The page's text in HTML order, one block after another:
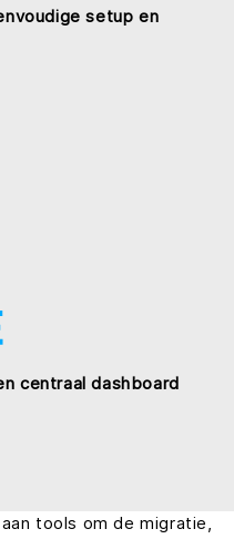
setup en
centraal dashboard
tools om de migratie,